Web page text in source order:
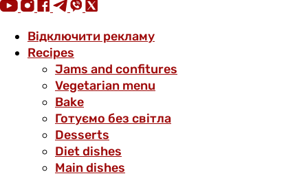
Відключити рекламу
Recipes
Jams and confitures
Vegetarian menu
Bake
Готуємо без світла
Desserts
Diet dishes
Main dishes